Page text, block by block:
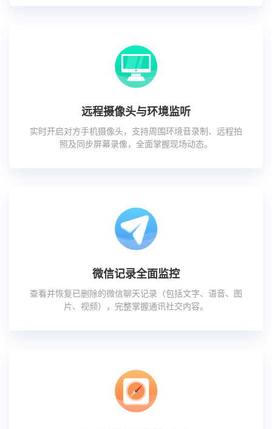
远程摄像头与环境监听
实时开启对方手机摄像头，支持周围环境音录制、远程拍
照及同步屏幕录像，全面掌握现场动态。
微信记录全面监控
查看并恢复已删除的微信聊天记录（包括文字、语音、图
片、视频），完整掌握通讯社交内容。